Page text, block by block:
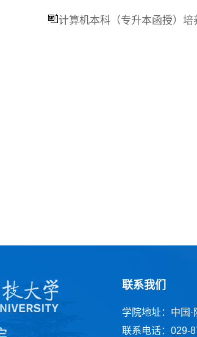
计算机本科（专升本函授）
联系我们
学院地址：中国
联系电话：029-